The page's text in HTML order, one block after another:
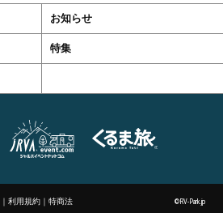
お知らせ
特集
｜利用規約 ｜特商法 ©RV-Park.jp